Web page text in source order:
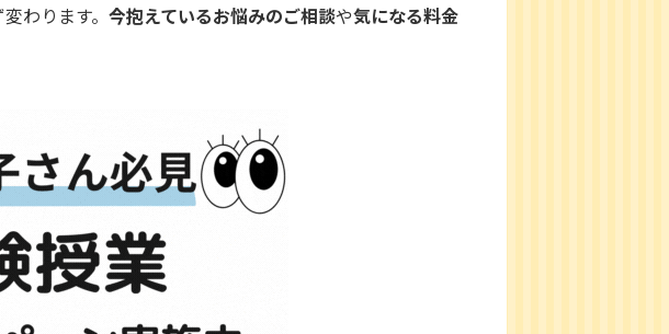
わります。 今抱えているお悩みのご相談や気になる料金